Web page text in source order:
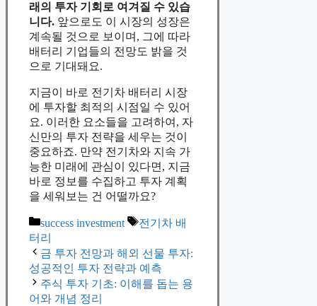
래의 투자 기회로 여겨질 수 있습
니다. 앞으로도 이 시장의 성장은
계속될 것으로 보이며, 그에 따라
배터리 기업들의 전망도 밝을 것
으로 기대돼요.
지금이 바로 전기차 배터리 시장
에 투자할 최적의 시점일 수 있어
요. 이러한 요소들을 고려하여, 자
신만의 투자 전략을 세우는 것이
중요하죠. 만약 전기차와 지속 가
능한 미래에 관심이 있다면, 지금
바로 정보를 수집하고 투자 계획
을 세워보는 건 어떨까요?
Categories
success investment Tags
전기차 배
터리
금 투자 전망과 해외 선물 투자:
성공적인 투자 전략과 예측
주식 투자 기초: 이해를 돕는 용
어와 개념 정리